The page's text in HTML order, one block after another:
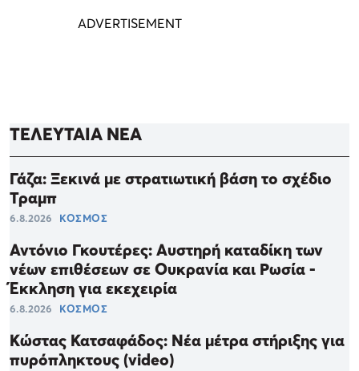
ΤΕΛΕΥΤΑΙΑ ΝΕΑ
Γάζα: Ξεκινά με στρατιωτική βάση το σχέδιο
Τραμπ
6.8.2026 ΚΟΣΜΟΣ
Αντόνιο Γκουτέρες: Αυστηρή καταδίκη των
νέων επιθέσεων σε Ουκρανία και Ρωσία -
Έκκληση για εκεχειρία
6.8.2026 ΚΟΣΜΟΣ
Κώστας Κατσαφάδος: Νέα μέτρα στήριξης για
πυρόπληκτους (video)